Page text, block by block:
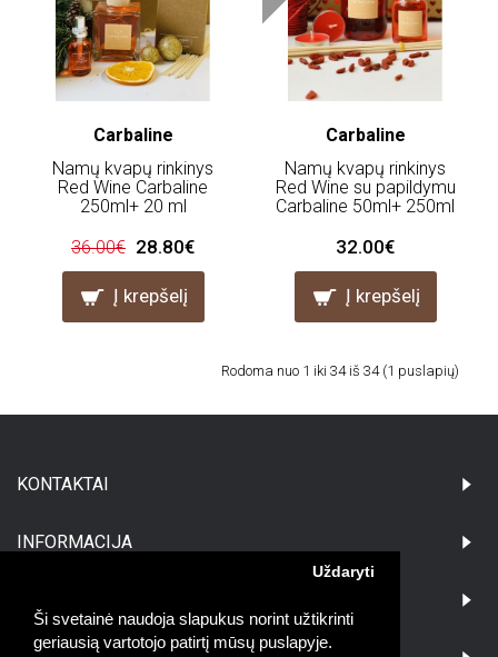
Ši svetainė naudoja slapukus norint užtikrinti
geriausią vartotojo patirtį mūsų puslapyje.
Uždaryti
Carbaline
Namų kvapų rinkinys
Red Wine Carbaline
250ml+ 20 ml
36.00€ 28.80€
Į krepšelį
Carbaline
Namų kvapų rinkinys
Red Wine su papildymu
Carbaline 50ml+ 250ml
32.00€
Į krepšelį
Rodoma nuo 1 iki 34 iš 34 (1 puslapių)
KONTAKTAI
INFORMACIJA